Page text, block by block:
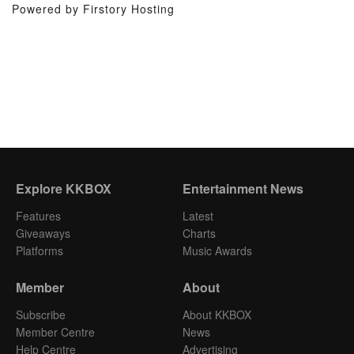
Powered by Firstory Hosting
Explore KKBOX
Features
Giveaways
Platforms
Entertainment News
Latest
Charts
Music Awards
Member
Subscribe
Member Centre
Help Centre
About
About KKBOX
News
Advertising